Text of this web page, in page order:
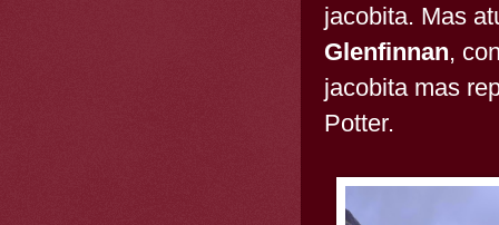
jacobita. Mas
Glenfinnan,
jacobita mas
Potter.